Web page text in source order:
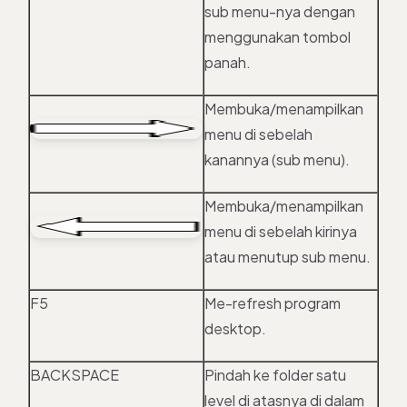
sub menu-nya dengan
menggunakan tombol
panah.
Membuka/menampilkan
menu di sebelah
kanannya (sub menu).
Membuka/menampilkan
menu di sebelah kirinya
atau menutup sub menu.
F5
Me-refresh program
desktop.
BACKSPACE
Pindah ke folder satu
level di atasnya di dalam